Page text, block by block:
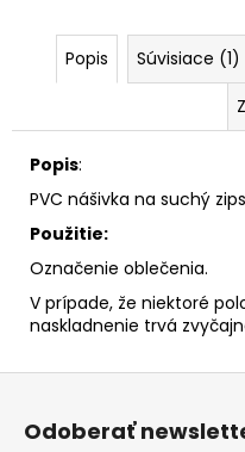
Popis Súvisiace (1)
Popis:
PVC nášivka na suchý zips
Použitie:
Označenie oblečenia.
V prípade, že niektoré
naskladnenie trvá
Z
Odoberať